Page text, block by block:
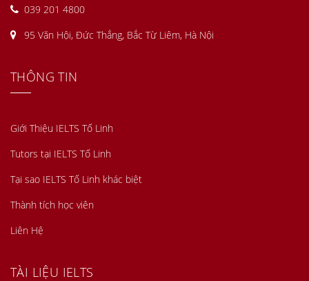
039 201 4800
95 Văn Hội, Đức Thắng, Bắc Từ Liêm, Hà Nội
THÔNG TIN
Giới Thiệu IELTS Tố Linh
Tutors tại IELTS Tố Linh
Tại sao IELTS Tố Linh khác biệt
Thành tích học viên
Liên Hệ
TÀI LIỆU IELTS